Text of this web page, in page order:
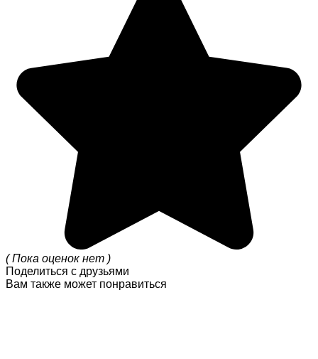
( Пока оценок нет )
Поделиться с друзьями
Вам также может понравиться